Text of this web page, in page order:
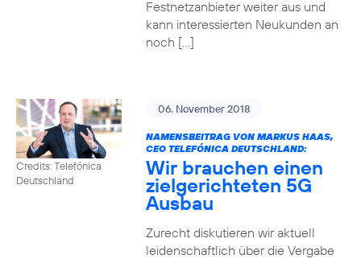
Festnetzanbieter weiter aus und
kann interessierten Neukunden an
noch […]
Credits: Telefónica
Deutschland
06. November 2018
NAMENSBEITRAG VON MARKUS HAAS,
CEO TELEFÓNICA DEUTSCHLAND:
Wir brauchen einen
zielgerichteten 5G
Ausbau
Zurecht diskutieren wir aktuell
leidenschaftlich über die Vergabe